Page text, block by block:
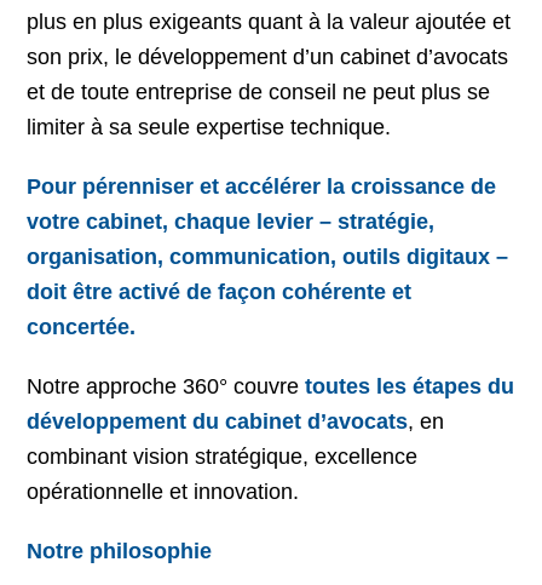
plus en plus exigeants quant à la valeur ajoutée et
son prix, le développement d’un cabinet d’avocats
et de toute entreprise de conseil ne peut plus se
limiter à sa seule expertise technique.
Pour pérenniser et accélérer la croissance de
votre cabinet, chaque levier – stratégie,
organisation, communication, outils digitaux –
doit être activé de façon cohérente et
concertée.
Notre approche 360° couvretoutes les étapes du
développement du cabinet d’avocats, en
combinant vision stratégique, excellence
opérationnelle et innovation.
Notre philosophie